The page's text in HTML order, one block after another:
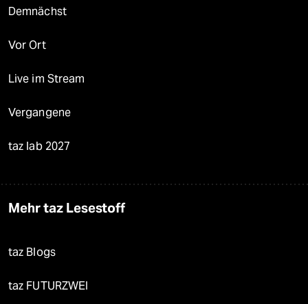
Demnächst
Vor Ort
Live im Stream
Vergangene
taz lab 2027
Mehr taz Lesestoff
taz Blogs
taz FUTURZWEI